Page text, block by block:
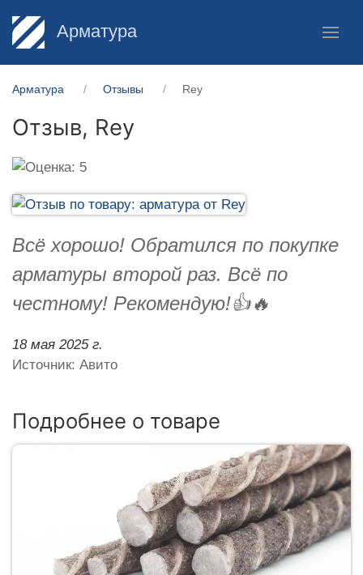
Арматура
Арматура Отзывы Rey
Отзыв, Rey
Всё хорошо! Обратился по покупке
арматуры второй раз. Всё по
честному! Рекомендую!👍🔥
18 мая 2025 г.
Источник: Авито
Подробнее о товаре